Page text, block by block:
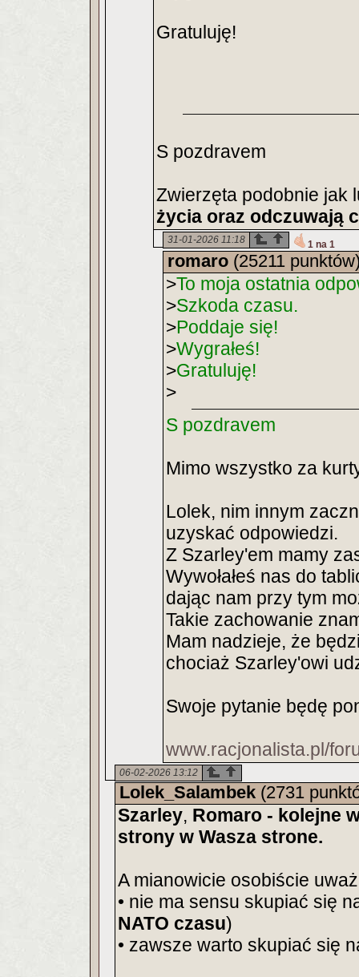
Gratuluję!
S pozdravem
Zwierzęta podobnie jak
życia oraz odczuwają
31-01-2026 11:18 1 na 1
romaro (25211
>To moja ostatnia
>Szkoda czasu.
>Poddaje się!
>Wygrałeś!
>Gratuluję!
>
S pozdravem
Mimo wszystko za
Lolek, nim innym
uzyskać odpowiedzi.
Z Szarley'em mamy
Wywołałeś nas do
dając nam przy tym
Takie zachowanie
Mam nadzieje, że
chociaż Szarley'owi
Swoje pytanie będę
www.racjonalista.pl/
06-02-2026 13:12
Lolek_Salambek (2731
Szarley, Romaro - kolejne
strony w Wasza strone.
A mianowicie osobiście
• nie ma sensu skupiać się
NATO czasu)
• zawsze warto skupiać się